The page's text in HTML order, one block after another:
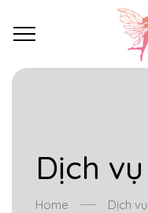
Dịch vụ
Home Dịch vụ